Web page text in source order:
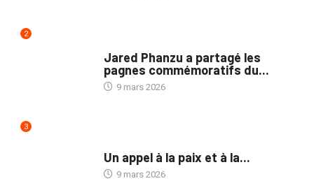
2
Jared Phanzu a partagé les
pagnes commémoratifs du...
9 mars 2026
3
Un appel à la paix et à la...
9 mars 2026